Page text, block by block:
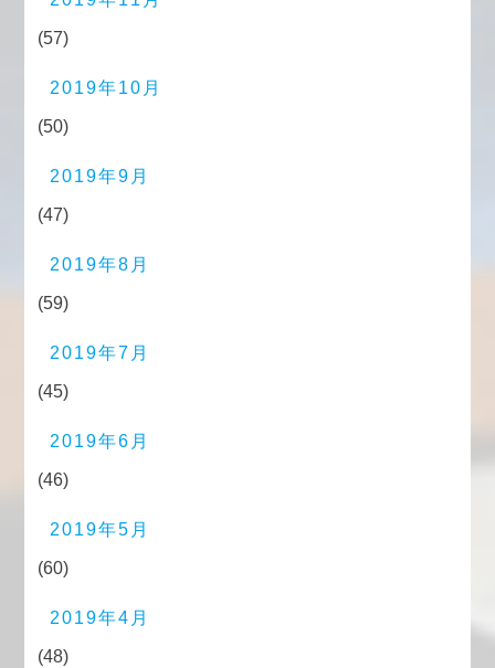
(57)
2019年10月
(50)
2019年9月
(47)
2019年8月
(59)
2019年7月
(45)
2019年6月
(46)
2019年5月
(60)
2019年4月
(48)